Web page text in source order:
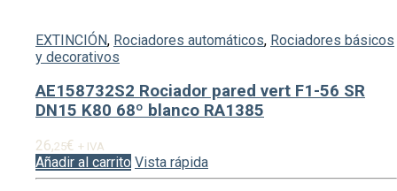
EXTINCIÓN, Rociadores automáticos, Rociadores básicos
y decorativos
AE158732S2 Rociador pared vert F1-56 SR
DN15 K80 68º blanco RA1385
26,25€ + IVA
Añadir al carrito Vista rápida